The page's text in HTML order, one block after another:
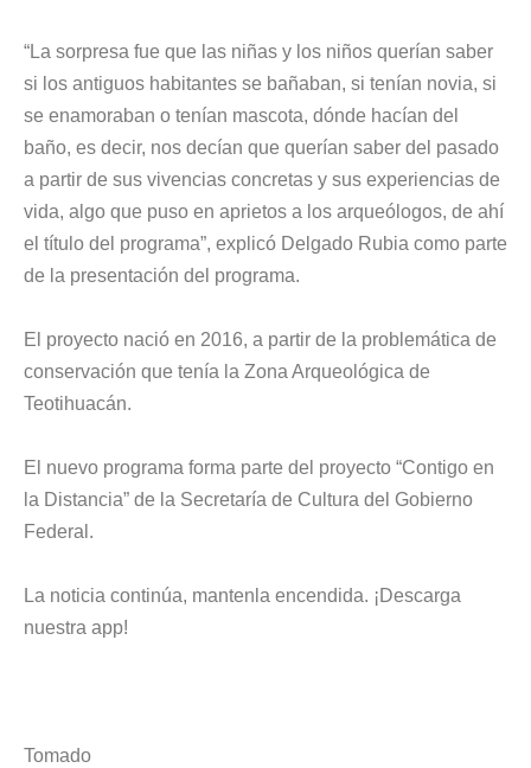
“La sorpresa fue que las niñas y los niños querían saber
si los antiguos habitantes se bañaban, si tenían novia, si
se enamoraban o tenían mascota, dónde hacían del
baño, es decir, nos decían que querían saber del pasado
a partir de sus vivencias concretas y sus experiencias de
vida, algo que puso en aprietos a los arqueólogos, de ahí
el título del programa”, explicó Delgado Rubia como parte
de la presentación del programa.
El proyecto nació en 2016, a partir de la problemática de
conservación que tenía la Zona Arqueológica de
Teotihuacán.
El nuevo programa forma parte del proyecto “Contigo en
la Distancia” de la Secretaría de Cultura del Gobierno
Federal.
La noticia continúa, mantenla encendida. ¡Descarga
nuestra app!
Tomado